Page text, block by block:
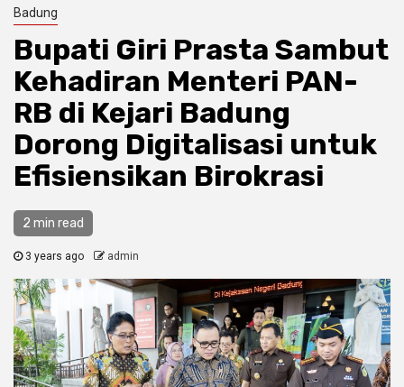
Badung
Bupati Giri Prasta Sambut
Kehadiran Menteri PAN-
RB di Kejari Badung
Dorong Digitalisasi untuk
Efisiensikan Birokrasi
2 min read
3 years ago admin